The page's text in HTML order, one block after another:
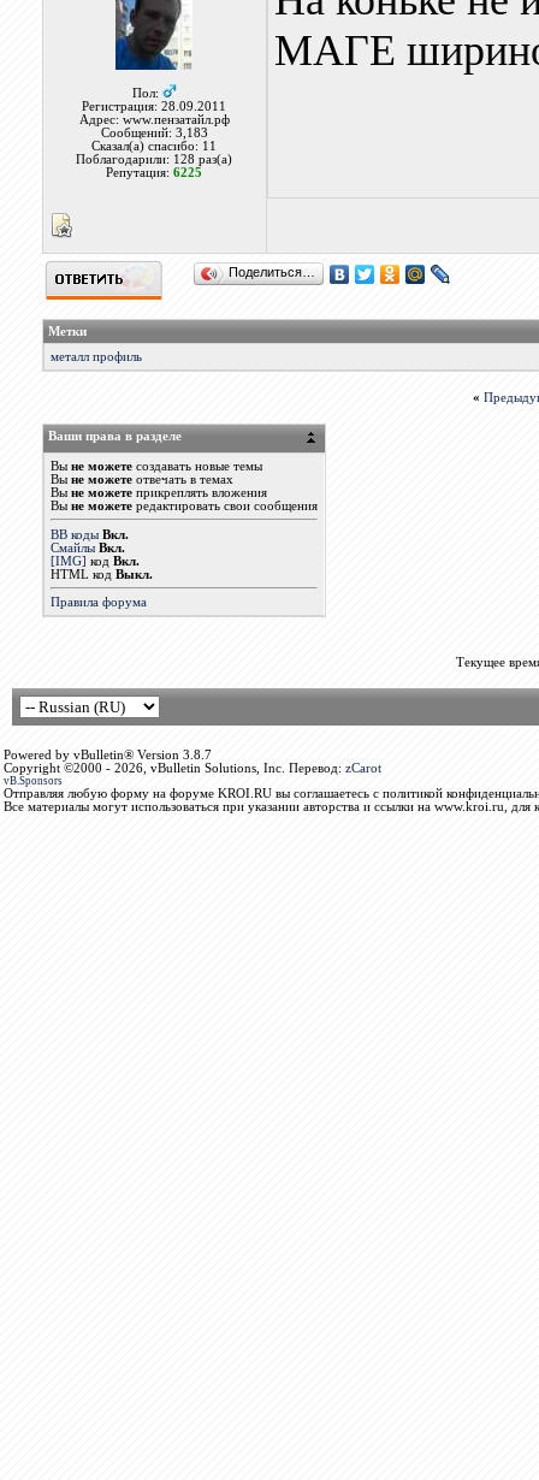
Пол:
Регистрация: 28.09.2011
Адрес: www.пензатайл.рф
Сообщений: 3,183
Сказал(а) спасибо: 11
Поблагодарили: 128 раз(а)
Репутация:6225
МАГЕ
Поделиться…
Метки
металл профиль
«
Ваши права в разделе
Вы не можетесоздавать новые темы
Вы не можетеотвечать в темах
Вы не можетеприкреплять вложения
Вы не можетередактировать свои сообщения
BB коды Вкл.
Смайлы Вкл.
[IMG] код Вкл.
HTML код Выкл.
Правила форума
Текущее
Powered by vBulletin® Version 3.8.7
Copyright ©2000 - 2026, vBulletin Solutions, Inc. Перевод: zCarot
vB.Sponsors
Отправляя любую форму на форуме KROI.RU вы соглашаетесь с политикой
Все материалы могут использоваться при указании авторства и ссылки на www.kroi.ru, для